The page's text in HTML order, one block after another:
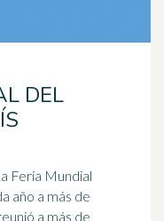
DEL
Feria Mundial
año a más de